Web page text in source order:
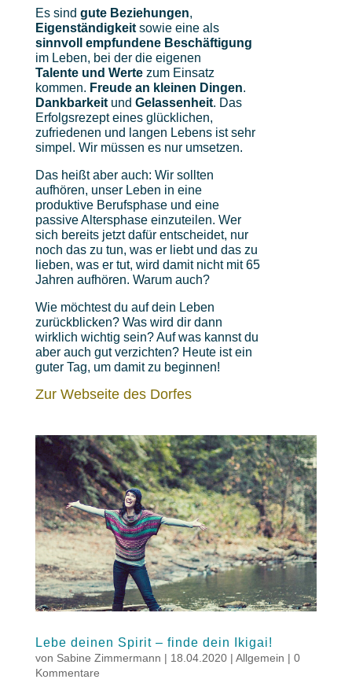
Es sind gute Beziehungen,
Eigenständigkeitsowie eine als
sinnvoll empfundene Beschäftigung
im Leben, bei der die eigenen
Talente und Wertezum Einsatz
kommen. Freude an kleinen Dingen.
Dankbarkeitund Gelassenheit. Das
Erfolgsrezept eines glücklichen,
zufriedenen und langen Lebens ist sehr
simpel. Wir müssen es nur umsetzen.
Das heißt aber auch: Wir sollten
aufhören, unser Leben in eine
produktive Berufsphase und eine
passive Altersphase einzuteilen. Wer
sich bereits jetzt dafür entscheidet, nur
noch das zu tun, was er liebt und das zu
lieben, was er tut, wird damit nicht mit 65
Jahren aufhören. Warum auch?
Wie möchtest du auf dein Leben
zurückblicken? Was wird dir dann
wirklich wichtig sein? Auf was kannst du
aber auch gut verzichten? Heute ist ein
guter Tag, um damit zu beginnen!
Zur Webseite des Dorfes
Lebe deinen Spirit – finde dein Ikigai!
von Sabine Zimmermann | 18.04.2020| Allgemein | 0
Kommentare